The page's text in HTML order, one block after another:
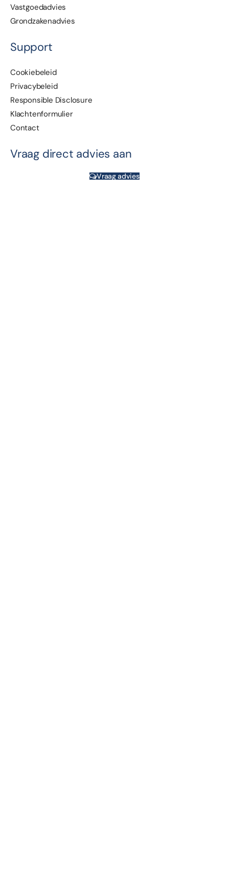
Vastgoedadvies
Grondzakenadvies
Support
Cookiebeleid
Privacybeleid
Responsible Disclosure
Klachtenformulier
Contact
Vraag direct advies aan
Vraag advies